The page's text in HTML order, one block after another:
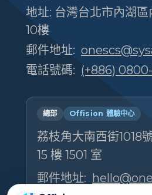
地址: 台灣台北市內湖
10樓
郵件地址:
電話號碼: (+886)
總部 Offision 體驗中心
荔枝角大南西街1018
15 樓 1501 室
郵件地址: